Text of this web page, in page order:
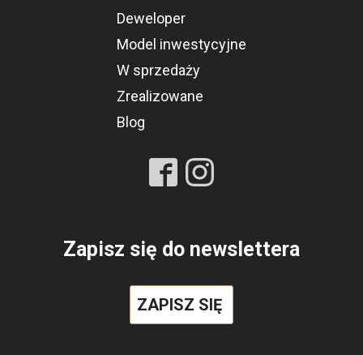
Deweloper
Model inwestycyjne
W sprzedaży
Zrealizowane
Blog
Zapisz się do newslettera
ZAPISZ SIĘ